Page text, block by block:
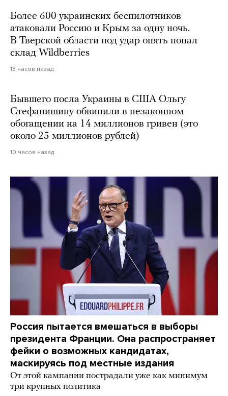
Более 600 украинских беспилотников
атаковали Россию и Крым за одну ночь.
В Тверской области под удар опять попал
склад Wildberries
13 часов назад
Бывшего посла Украины в США Ольгу
Стефанишину обвинили в незаконном
обогащении на 14 миллионов гривен (это
около 25 миллионов рублей)
10 часов назад
Россия пытается вмешаться в выборы
президента Франции. Она распространяет
фейки о возможных кандидатах,
маскируясь под местные издания
От этой кампании пострадали уже как минимум
три крупных политика